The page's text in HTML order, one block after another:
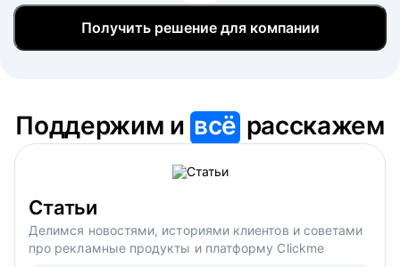
Получить решение для компании
Поддержим ивсё расскажем
Статьи
Делимся новостями, историями клиентов и советами
про рекламные продукты и платформу Clickme